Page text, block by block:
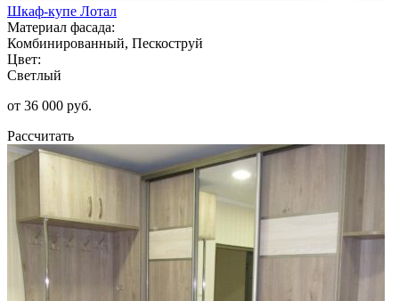
Шкаф-купе Лотал
Материал фасада:
Комбинированный, Пескоструй
Цвет:
Светлый
от 36 000 руб.
Рассчитать